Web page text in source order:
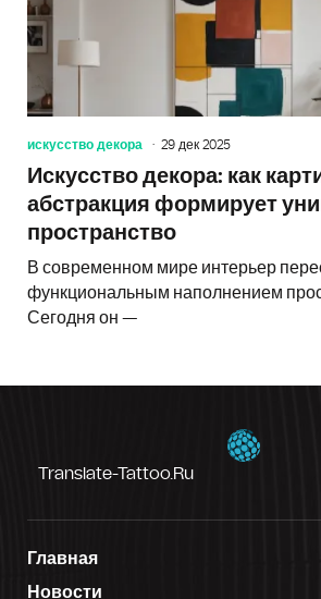
искусство декора 29 дек 2025
Искусство декора: как
абстракция формирует
пространство
В современном мире интерьер
функциональным наполнением
Сегодня он —
Translate-Tattoo.ru
Главная
Новости